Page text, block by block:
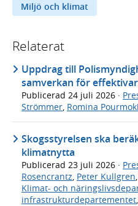
Miljö och klimat
Relaterat
Uppdrag till
samverkan för
Publicerad 24 juli 2026 ·
Strömmer, Romina
Skogsstyrelsen ska
klimatnytta
Publicerad 23 juli 2026 ·
Rosencrantz Peter Kullgren
Klimat- och
infrastrukturdepartementet